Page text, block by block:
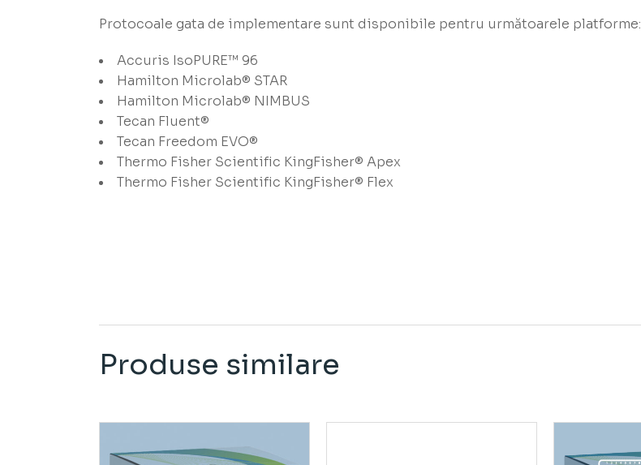
Protocoale gata de implementare sunt disponibile pentru următoarele platforme:
Accuris IsoPURE™ 96
Hamilton Microlab® STAR
Hamilton Microlab® NIMBUS
Tecan Fluent®
Tecan Freedom EVO®
Thermo Fisher Scientific KingFisher® Apex
Thermo Fisher Scientific KingFisher® Flex
Produse similare